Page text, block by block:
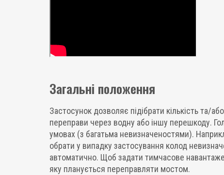
Загальні положення
Застосунок дозволяє підібрати кількість та/
переправи через водну або іншу перешкоду.
умовах (з багатьма невизначеностями).
обрати у випадку застосування колод
автоматично. Щоб задати тимчасове
яку планується переправляти мостом.